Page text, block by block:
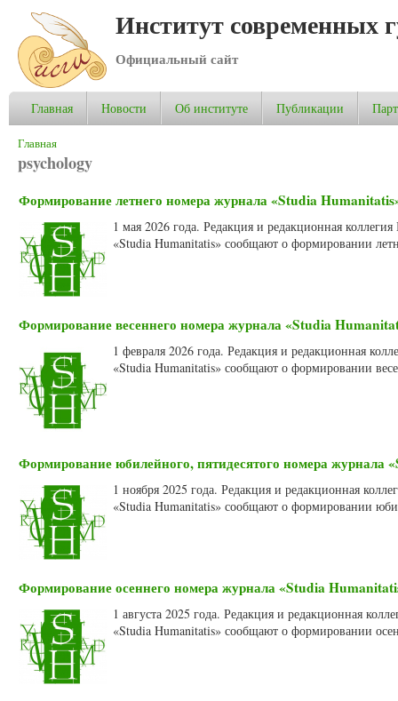
Институт современных
Официальный сайт
Главная Новости Об институте Публикации
Вы здесь
Главная
psychology
Формирование летнего номера журнала «Studia
1 мая 2026 года. Редакция и редакционная
«Studia Humanitatis» сообщают о формировании
Формирование весеннего номера журнала «Studia
1 февраля 2026 года. Редакция и редакционная
«Studia Humanitatis» сообщают о формировании
Формирование юбилейного, пятидесятого номера журнала
1 ноября 2025 года. Редакция и редакционная
«Studia Humanitatis» сообщают о формировании
Формирование осеннего номера журнала «Studia
1 августа 2025 года. Редакция и редакционная
«Studia Humanitatis» сообщают о формировании